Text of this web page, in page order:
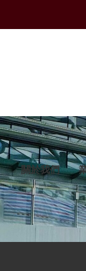
關於我們